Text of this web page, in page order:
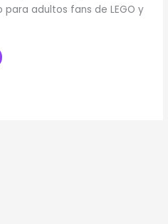
adultos fans de LEGO y